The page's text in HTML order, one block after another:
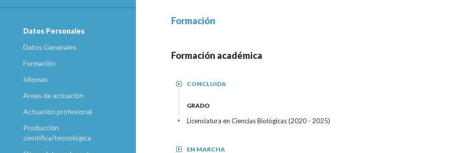
Datos Personales
Datos Generales
Formación
Idiomas
Areas de actuación
Actuación profesional
Producción
científica/tecnológica
Formación
Formación académica
CONCLUIDA
+
GRADO
Licenciatura en Ciencias Biológicas (2020 - 2025)
+
EN MARCHA
+